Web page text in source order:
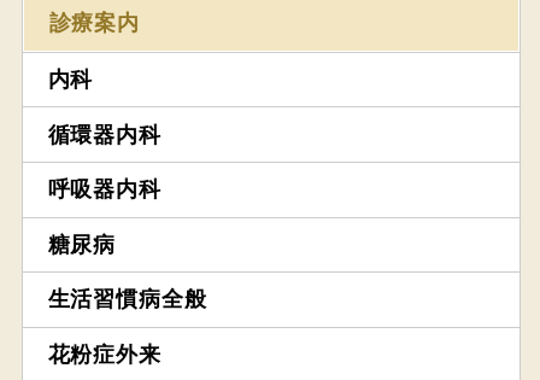
診療案内
内科
循環器内科
呼吸器内科
糖尿病
生活習慣病全般
花粉症外来